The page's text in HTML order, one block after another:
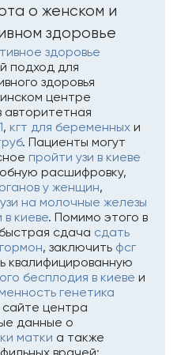
о женском и
здоровье
здоровье
подход для
здоровья
центре
авторитетная
, кгт для беременных и
. Пациенты могут
пройти узи в киеве
расшифровку,
у женщин,
узи на молочные железы
киеве. Помимо этого в
сдача сдать
, заключить фсг
квалифицированную
бесплодия в киеве и
генетика
центра
данные о
матки а также